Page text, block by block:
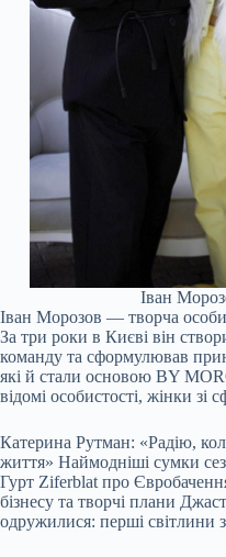
Іван
Іван Морозов — творча
За три роки в Києві він
команду та сформулював
які й стали основою BY
відомі особистості, жінки зі
Катерина Рутман: «Радію,
життя» Наймодніші сумки
Гурт Ziferblat про
бізнесу та творчі плани
одружилися: перші світлини з